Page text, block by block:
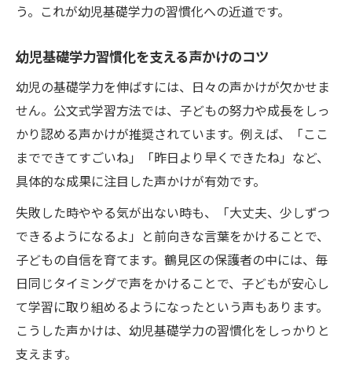
う。これが幼児基礎学力の習慣化への近道です。
幼児基礎学力習慣化を支える声かけのコツ
幼児の基礎学力を伸ばすには、日々の声かけが欠かせま
せん。公文式学習方法では、子どもの努力や成長をしっ
かり認める声かけが推奨されています。例えば、「ここ
までできてすごいね」「昨日より早くできたね」など、
具体的な成果に注目した声かけが有効です。
失敗した時ややる気が出ない時も、「大丈夫、少しずつ
できるようになるよ」と前向きな言葉をかけることで、
子どもの自信を育てます。鶴見区の保護者の中には、毎
日同じタイミングで声をかけることで、子どもが安心し
て学習に取り組めるようになったという声もあります。
こうした声かけは、幼児基礎学力の習慣化をしっかりと
支えます。